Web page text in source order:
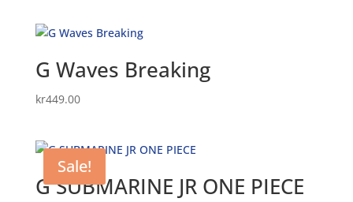
G Waves Breaking
kr449.00
Sale!
G SUBMARINE JR ONE PIECE